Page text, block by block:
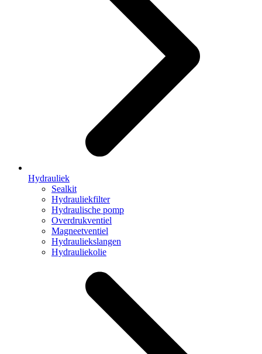
Hydrauliek
Sealkit
Hydrauliekfilter
Hydraulische pomp
Overdrukventiel
Magneetventiel
Hydrauliekslangen
Hydrauliekolie